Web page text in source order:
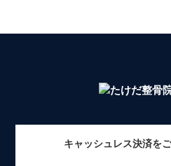
キャッシュレス決済を